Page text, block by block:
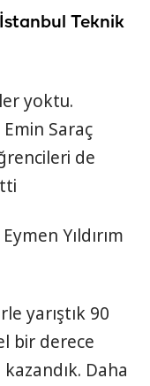
İstanbul Teknik
yoktu.
Saraç
de
Yıldırım
yarıştık 90
bir derece
Daha